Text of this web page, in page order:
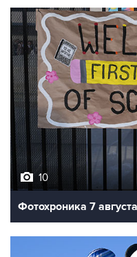
10
Фотохроника 7 августа